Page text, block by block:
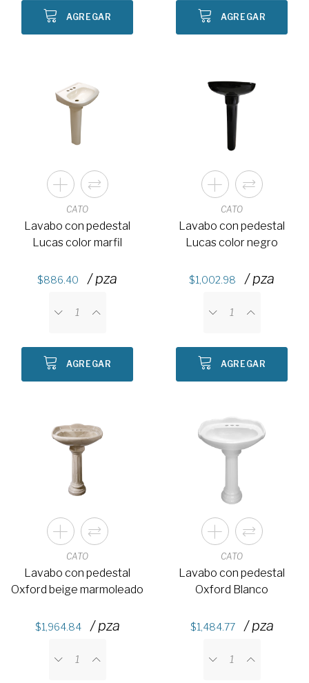
AGREGAR AGREGAR
CATO
Lavabo con pedestal
Lucas color marfil
886.40 / pza
AGREGAR
CATO
Lavabo con pedestal
Lucas color negro
1,002.98 / pza
AGREGAR
CATO
Lavabo con pedestal
Oxford beige marmoleado
1,964.84 / pza
CATO
Lavabo con pedestal
Oxford Blanco
1,484.77 / pza